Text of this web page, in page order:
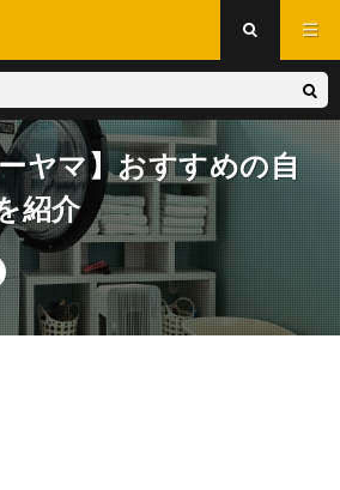
ヤマ】おすすめの自
紹介